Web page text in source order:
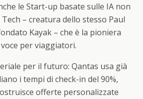
le Start-up basate sulle IA non
– creatura dello stesso Paul
Kayak – che è la pioniera
per viaggiatori.
per il futuro: Qantas usa già
i tempi di check-in del 90%,
offerte personalizzate